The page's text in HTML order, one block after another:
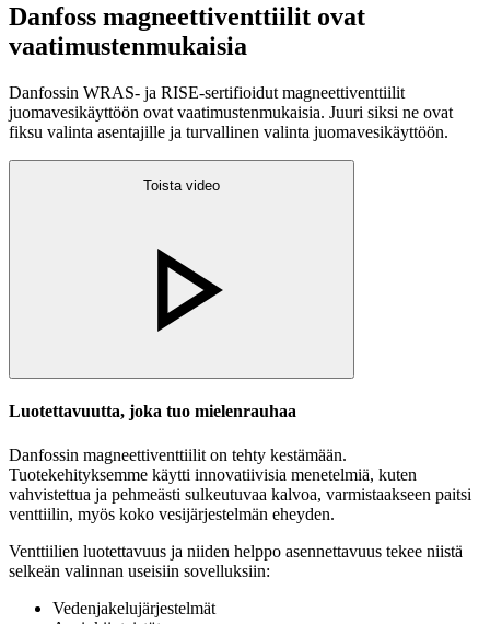
Danfoss magneettiventtiilit ovat
vaatimustenmukaisia
Danfossin WRAS- ja RISE-sertifioidut magneettiventtiilit
juomavesikäyttöön ovat vaatimustenmukaisia. Juuri siksi ne ovat
fiksu valinta asentajille ja turvallinen valinta juomavesikäyttöön.
Toista video
Luotettavuutta, joka tuo mielenrauhaa
Danfossin magneettiventtiilit on tehty kestämään.
Tuotekehityksemme käytti innovatiivisia menetelmiä, kuten
vahvistettua ja pehmeästi sulkeutuvaa kalvoa, varmistaakseen paitsi
venttiilin, myös koko vesijärjestelmän eheyden.
Venttiilien luotettavuus ja niiden helppo asennettavuus tekee niistä
selkeän valinnan useisiin sovelluksiin:
Vedenjakelujärjestelmät